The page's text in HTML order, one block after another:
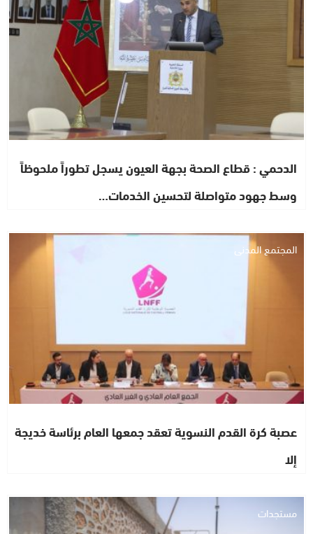
الدحمي : قطاع الصحة بجهة العيون يسجل تطوراً ملحوظاً
وسط جهود متواصلة لتحسين الخدمات…
المجتمع المدني
عصبة كرة القدم النسوية تعقد جمعها العام برئاسة خديجة
إلا
مستجدات